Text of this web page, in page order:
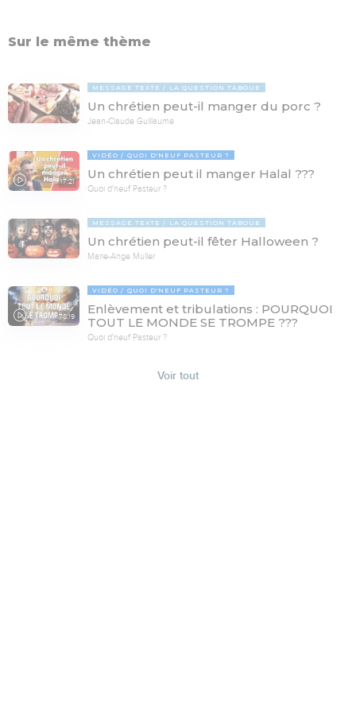
Sur le même thème
MESSAGE TEXTE LA QUESTION TABOUE
Un chrétien peut-il manger du porc ?
Jean-Claude Guillaume
17:21
VIDÉO QUOI D'NEUF PASTEUR ?
Un chrétien peut il manger Halal ???
Quoi d'neuf Pasteur ?
MESSAGE TEXTE LA QUESTION TABOUE
Un chrétien peut-il fêter Halloween ?
Marie-Ange Muller
78:19
VIDÉO QUOI D'NEUF PASTEUR ?
Enlèvement et tribulations : POURQUOI
TOUT LE MONDE SE TROMPE ???
Quoi d'neuf Pasteur ?
Voir tout